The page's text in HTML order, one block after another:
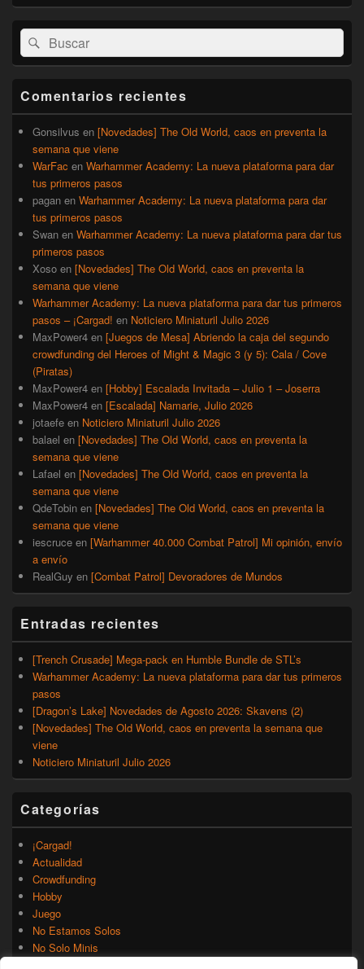
El
área
de
lateral
primaria
Buscar
por:
Buscar
Comentarios recientes
Gonsilvus en [Novedades] The Old World, caos en preventa la
semana que viene
WarFac en Warhammer Academy: La nueva plataforma para dar
tus primeros pasos
pagan en Warhammer Academy: La nueva plataforma para dar
tus primeros pasos
Swan en Warhammer Academy: La nueva plataforma para dar tus
primeros pasos
Xoso en [Novedades] The Old World, caos en preventa la
semana que viene
Warhammer Academy: La nueva plataforma para dar tus primeros
pasos – ¡Cargad! en Noticiero Miniaturil Julio 2026
MaxPower4 en [Juegos de Mesa] Abriendo la caja del segundo
crowdfunding del Heroes of Might & Magic 3 (y 5): Cala / Cove
(Piratas)
MaxPower4 en [Hobby] Escalada Invitada – Julio 1 – Joserra
MaxPower4 en [Escalada] Namarie, Julio 2026
jotaefe en Noticiero Miniaturil Julio 2026
balael en [Novedades] The Old World, caos en preventa la
semana que viene
Lafael en [Novedades] The Old World, caos en preventa la
semana que viene
QdeTobin en [Novedades] The Old World, caos en preventa la
semana que viene
iescruce en [Warhammer 40.000 Combat Patrol] Mi opinión, envío
a envío
RealGuy en [Combat Patrol] Devoradores de Mundos
Entradas recientes
[Trench Crusade] Mega-pack en Humble Bundle de STL’s
Warhammer Academy: La nueva plataforma para dar tus primeros
pasos
[Dragon’s Lake] Novedades de Agosto 2026: Skavens (2)
[Novedades] The Old World, caos en preventa la semana que
viene
Noticiero Miniaturil Julio 2026
Categorías
¡Cargad!
Actualidad
Crowdfunding
Hobby
Juego
No Estamos Solos
No Solo Minis